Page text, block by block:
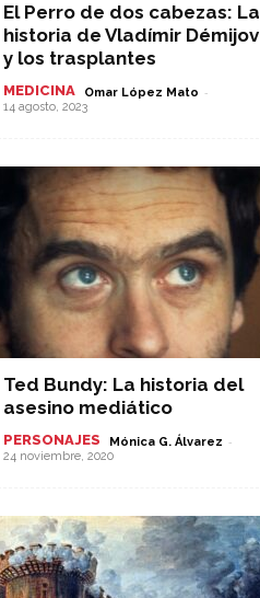
El Perro de dos cabezas: La
historia de Vladímir Démijov
y los trasplantes
MEDICINA Omar López Mato -
14 agosto, 2023
Ted Bundy: La historia del
asesino mediático
PERSONAJES Mónica G. Álvarez -
24 noviembre, 2020